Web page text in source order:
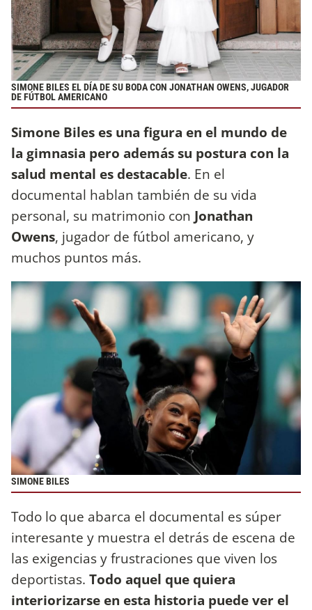
SIMONE BILES EL DÍA DE SU BODA CON JONATHAN OWENS, JUGADOR
DE FÚTBOL AMERICANO
Simone Biles es una figura en el mundo de
la gimnasia pero además su postura con la
salud mental es destacable. En el
documental hablan también de su vida
personal, su matrimonio con Jonathan
Owens, jugador de fútbol americano, y
muchos puntos más.
SIMONE BILES
Todo lo que abarca el documental es súper
interesante y muestra el detrás de escena de
las exigencias y frustraciones que viven los
deportistas. Todo aquel que quiera
interiorizarse en esta historia puede ver el